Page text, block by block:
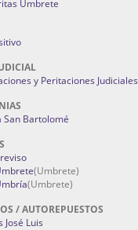
Umbrete
y Peritaciones Judiciales
San Bartolomé
(Umbrete)
(Umbrete)
/ AUTOREPUESTOS
José Luis